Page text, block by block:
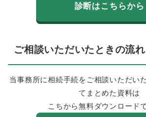
診断はこちらから
ご相談いただいたときの流れ
当事務所に相続手続をご相談いただい
てまとめた資料は
こちから無料ダウンロード